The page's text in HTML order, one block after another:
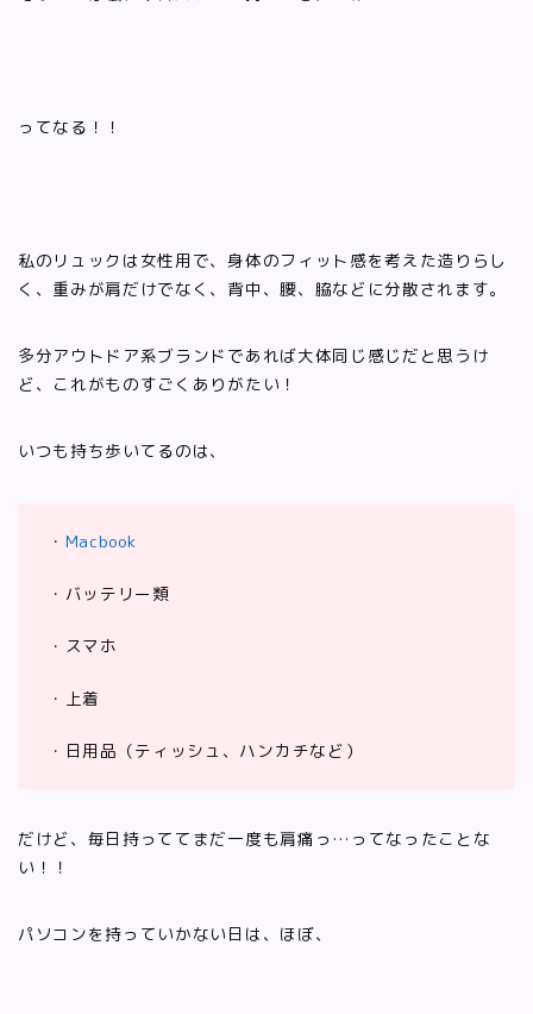
ってなる！！
私のリュックは女性用で、身体のフィット感を考えた造りらし
く、重みが肩だけでなく、背中、腰、脇などに分散されます。
多分アウトドア系ブランドであれば大体同じ感じだと思うけ
ど、これがものすごくありがたい！
いつも持ち歩いてるのは、
・ Macbook
・バッテリー類
・スマホ
・上着
・日用品（ティッシュ、ハンカチなど）
だけど、毎日持っててまだ一度も肩痛っ…ってなったことな
い！！
パソコンを持っていかない日は、ほぼ、